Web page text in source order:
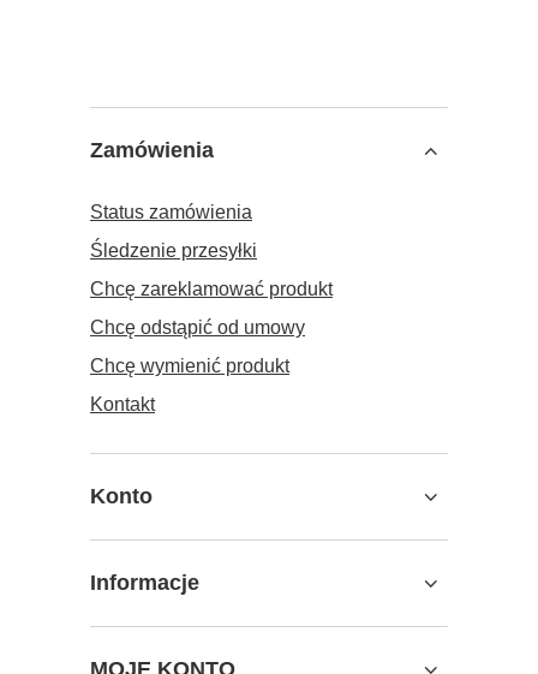
Zamówienia
Status zamówienia
Śledzenie przesyłki
Chcę zareklamować produkt
Chcę odstąpić od umowy
Chcę wymienić produkt
Kontakt
Konto
Informacje
MOJE KONTO